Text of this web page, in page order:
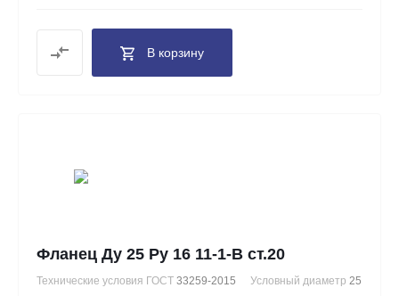
В корзину
Фланец Ду 25 Ру 16 11-1-В ст.20
Технические условия ГОСТ 33259-2015 Условный диаметр 25